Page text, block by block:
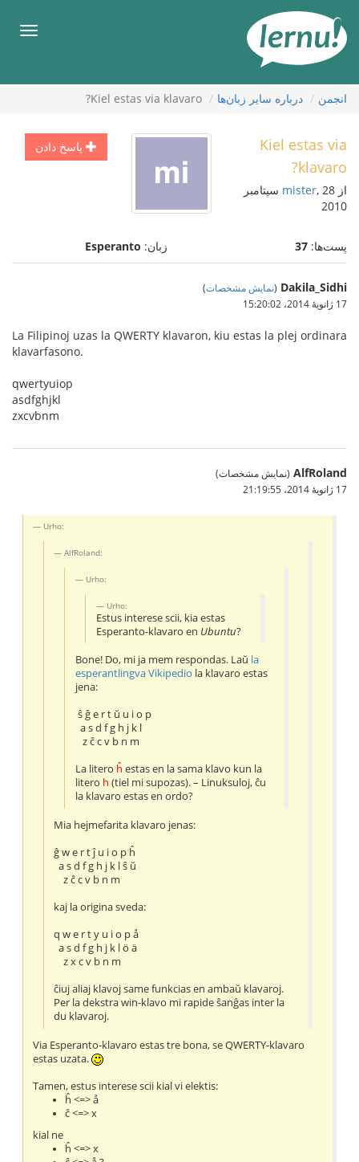
محتوا
انجمن درباره ساير زبان‌ها Kiel estas via klavaro?
پاسخ دادن
Kiel estas via
klavaro?
از mister , 28 سپتامبر
2010
پست‌ها: 37 زبان: Esperanto
Dakila_Sidhi
(نمایش مشخصات)
17 ژانویهٔ 2014،‏ 15:20:02
La Filipinoj uzas la QWERTY klavaron, kiu estas la plej ordinara
klavarfasono.
qwertyuiop
asdfghjkl
zxcvbnm
AlfRoland (نمایش مشخصات)
17 ژانویهٔ 2014،‏ 21:19:55
Urho:
AlfRoland:
Urho:
Urho:
Estus interese scii, kia estas
Esperanto-klavaro en Ubuntu?
Bone! Do, mi ja mem respondas. Laŭ la
esperantlingva Vikipedio la klavaro estas
jena:
ŝ ĝ e r t ŭ u i o p
a s d f g h j k l
z ĉ c v b n m
La litero ĥ estas en la sama klavo kun la
litero h (tiel mi supozas). – Linuksuloj, ĉu
la klavaro estas en ordo?
Mia hejmefarita klavaro jenas:
ĝ w e r t ĵ u i o p ĥ
a s d f g h j k l ŝ ŭ
z ĉ c v b n m
kaj la origina sveda:
q w e r t y u i o p å
a s d f g h j k l ö ä
z x c v b n m
ĉiuj aliaj klavoj same funkcias en ambaŭ klavaroj.
Per la dekstra win-klavo mi rapide ŝanĝas inter la
du klavaroj.
Via Esperanto-klavaro estas tre bona, se QWERTY-klavaro
estas uzata.
Tamen, estus interese scii kial vi elektis:
ĥ <=> å
ĉ <=> x
kial ne
ĥ <=> x